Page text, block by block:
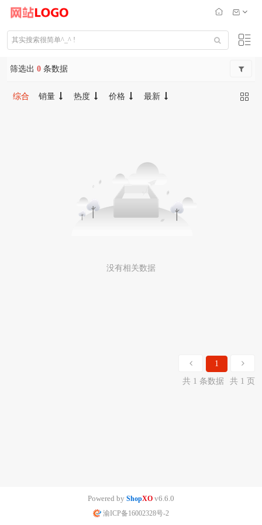
筛选出 0 条数据
综合 销量 热度 价格 最新
没有相关数据
1
共 1 条数据
共 1 页
Powered by ShopXO v6.6.0
渝ICP备16002328号-2